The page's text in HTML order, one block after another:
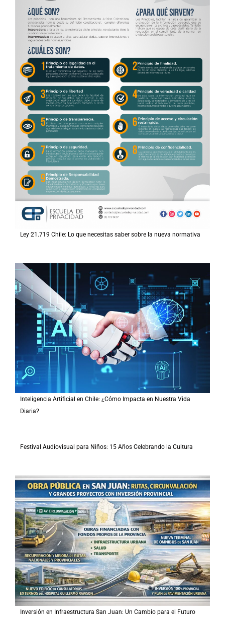
Ley 21.719 Chile: Lo que necesitas saber sobre la nueva normativa
Inteligencia Artificial en Chile: ¿Cómo Impacta en Nuestra Vida
Diaria?
Festival Audiovisual para Niños: 15 Años Celebrando la Cultura
Inversión en Infraestructura San Juan: Un Cambio para el Futuro